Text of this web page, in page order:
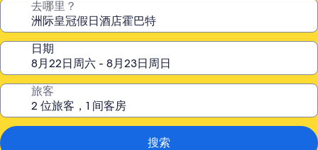
去哪里？
日期
旅客
搜索